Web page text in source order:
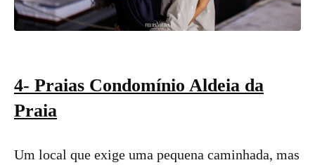
4- Praias Condomínio Aldeia da
Praia
Um local que exige uma pequena caminhada, mas